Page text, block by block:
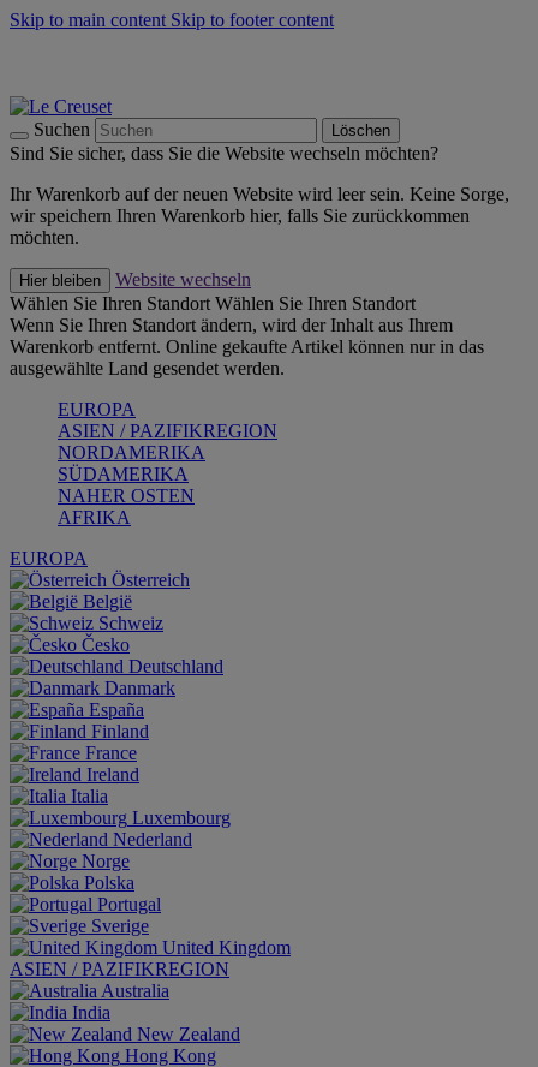
Skip to main content Skip to footer content
Suchen Löschen
Sind Sie sicher, dass Sie die Website wechseln möchten?
Ihr Warenkorb auf der neuen Website wird leer sein. Keine Sorge,
wir speichern Ihren Warenkorb hier, falls Sie zurückkommen
möchten.
Hier bleiben
Website wechseln
Wählen Sie Ihren Standort Wählen Sie Ihren Standort
Wenn Sie Ihren Standort ändern, wird der Inhalt aus Ihrem
Warenkorb entfernt. Online gekaufte Artikel können nur in das
ausgewählte Land gesendet werden.
EUROPA
ASIEN / PAZIFIKREGION
NORDAMERIKA
SÜDAMERIKA
NAHER OSTEN
AFRIKA
EUROPA
Österreich
België
Schweiz
Česko
Deutschland
Danmark
España
Finland
France
Ireland
Italia
Luxembourg
Nederland
Norge
Polska
Portugal
Sverige
United Kingdom
ASIEN / PAZIFIKREGION
Australia
India
New Zealand
Hong Kong